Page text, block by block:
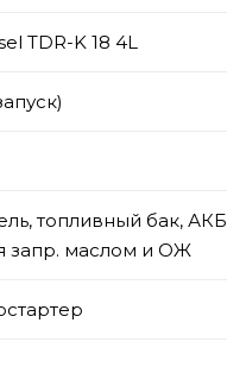
TDR-K 18 4L
топливный бак,
запр. маслом и ОЖ